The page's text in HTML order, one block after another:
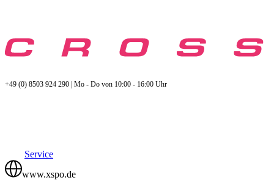
+49 (0) 8503 924 290 | Mo - Do von 10:00 - 16:00 Uhr
Service
www.xspo.de